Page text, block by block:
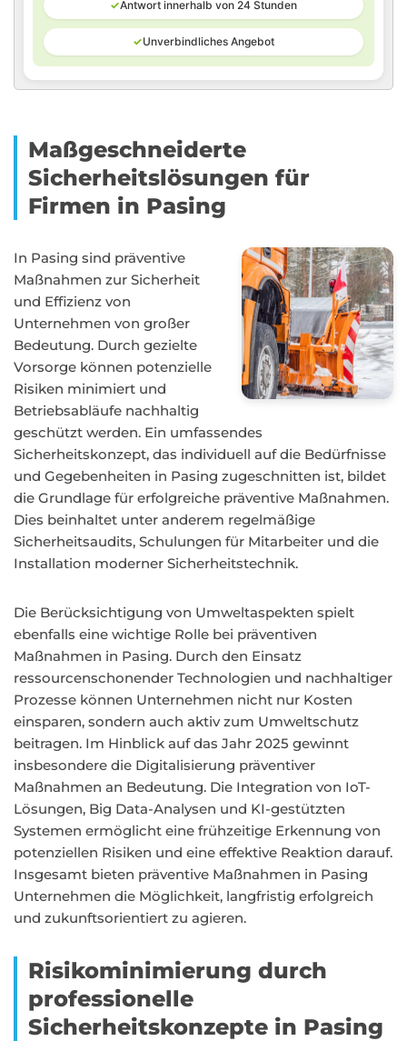
✓Antwort innerhalb von 24 Stunden
✓Unverbindliches Angebot
Maßgeschneiderte
Sicherheitslösungen für
Firmen in Pasing
In Pasing sind präventive
Maßnahmen zur Sicherheit
und Effizienz von
Unternehmen von großer
Bedeutung. Durch gezielte
Vorsorge können potenzielle
Risiken minimiert und
Betriebsabläufe nachhaltig
geschützt werden. Ein umfassendes
Sicherheitskonzept, das individuell auf die Bedürfnisse
und Gegebenheiten in Pasing zugeschnitten ist, bildet
die Grundlage für erfolgreiche präventive Maßnahmen.
Dies beinhaltet unter anderem regelmäßige
Sicherheitsaudits, Schulungen für Mitarbeiter und die
Installation moderner Sicherheitstechnik.
Die Berücksichtigung von Umweltaspekten spielt
ebenfalls eine wichtige Rolle bei präventiven
Maßnahmen in Pasing. Durch den Einsatz
ressourcenschonender Technologien und nachhaltiger
Prozesse können Unternehmen nicht nur Kosten
einsparen, sondern auch aktiv zum Umweltschutz
beitragen. Im Hinblick auf das Jahr 2025 gewinnt
insbesondere die Digitalisierung präventiver
Maßnahmen an Bedeutung. Die Integration von IoT-
Lösungen, Big Data-Analysen und KI-gestützten
Systemen ermöglicht eine frühzeitige Erkennung von
potenziellen Risiken und eine effektive Reaktion darauf.
Insgesamt bieten präventive Maßnahmen in Pasing
Unternehmen die Möglichkeit, langfristig erfolgreich
und zukunftsorientiert zu agieren.
Risikominimierung durch
professionelle
Sicherheitskonzepte in Pasing